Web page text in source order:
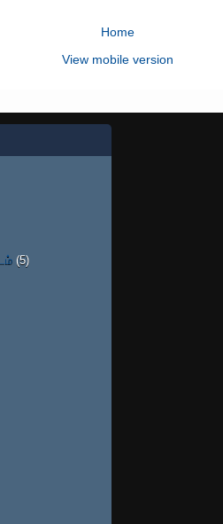
Home
View mobile version
(5)